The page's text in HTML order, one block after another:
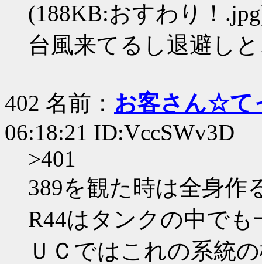
(188KB:おすわり！
台風来てるし退避し
402 名前： お客さん☆て
06:18:21 ID:VccSWv3D
>401
389を観た時は全身作
R44はタンクの中で
ＵＣではこれの系統